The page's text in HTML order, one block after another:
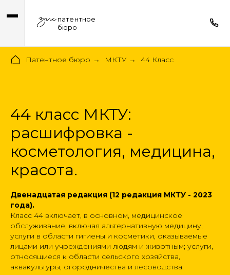
патентное
бюро
Патентное бюро → МКТУ → 44 Класс
44 класс МКТУ:
расшифровка -
косметология, медицина,
красота.
Двенадцатая редакция (12 редакция МКТУ - 2023
года).
Класс 44 включает, в основном, медицинское
обслуживание, включая альтернативную медицину,
услуги в области гигиены и косметики, оказываемые
лицами или учреждениями людям и животным; услуги,
относящиеся к области сельского хозяйства,
аквакультуры, огородничества и лесоводства.